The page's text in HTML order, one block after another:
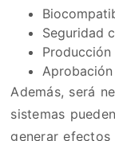
Seguridad
Producción
Además, será
sistemas
generar efectos